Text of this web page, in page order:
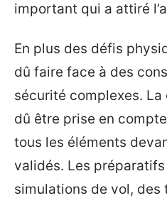
important qui a attiré
En plus des défis
dû faire face à des
sécurité complexes.
dû être prise en
tous les éléments
validés. Les
simulations de vol,